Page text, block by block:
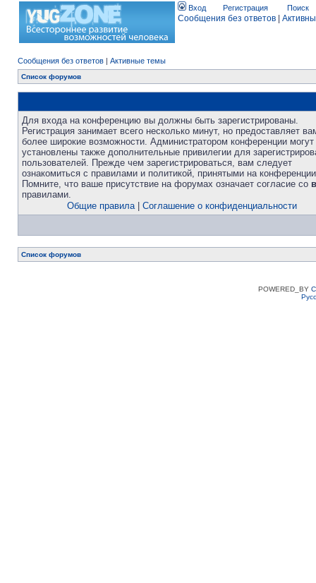
Вход Регистрация Поиск
Сообщения без ответов
Сообщения без ответов | Активные темы
Список форумов
Для входа на конференцию вы должны быть зарегистрированы.
Регистрация занимает всего несколько минут, но предоставляет
более широкие возможности. Администратором конференции
установлены также дополнительные привилегии для
пользователей. Прежде чем зарегистрироваться, вам следует
ознакомиться с правилами и политикой, принятыми на
Помните, что ваше присутствие на форумах означает согласие со
правилами.
Общие правила| Соглашение о конфиденциальности
Список форумов
POWERED_BY